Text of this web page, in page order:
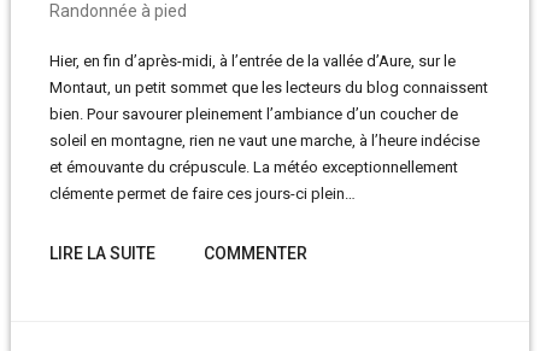
Randonnée à pied
Hier, en fin d’après-midi, à l’entrée de la vallée d’Aure, sur le
Montaut, un petit sommet que les lecteurs du blog connaissent
bien. Pour savourer pleinement l’ambiance d’un coucher de
soleil en montagne, rien ne vaut une marche, à l’heure indécise
et émouvante du crépuscule. La météo exceptionnellement
clémente permet de faire ces jours-ci plein…
LIRE LA SUITE COMMENTER